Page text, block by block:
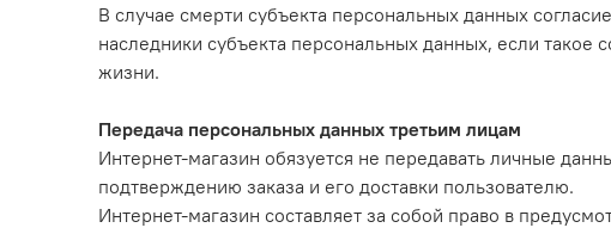
В случае смерти субъекта персональных данных
наследники субъекта персональных данных, если
жизни.
Передача персональных данных третьим лицам
Интернет-магазин обязуется не передавать личные
подтверждению заказа и его доставки пользователю.
Интернет-магазин составляет за собой право в